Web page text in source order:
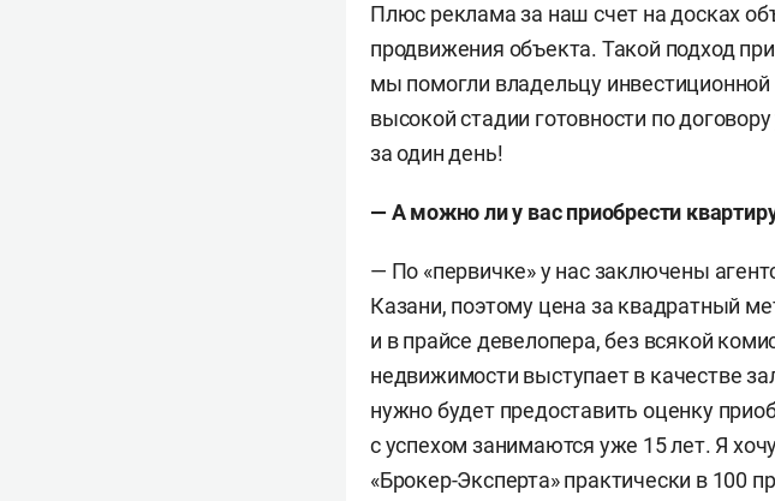
Плюс реклама за наш счет на досках
продвижения объекта. Такой подход
мы помогли владельцу
высокой стадии готовности по
за один день!
— А можно ли у вас приобрести
— По «первичке» у нас заключены
Казани, поэтому цена за квадратный
и в прайсе девелопера, без всякой
недвижимости выступает в качестве
нужно будет предоставить оценку
с успехом занимаются уже 15 лет. Я
«Брокер-Эксперта» практически в 100